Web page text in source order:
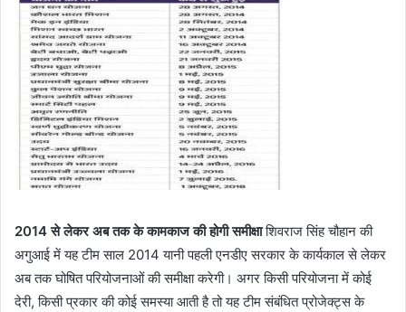
2014 से लेकर अब तक के कामकाज की होगी समीक्षाशिवराज सिंह चौहान की
अगुआई में यह टीम साल 2014 यानी पहली एनडीए सरकार के कार्यकाल से लेकर
अब तक घोषित परियोजनाओं की समीक्षा करेगी। अगर किसी परियोजना में कोई
देरी, किसी प्रकार की कोई समस्या आती है तो यह टीम संबंधित प्रोजेक्ट्स के